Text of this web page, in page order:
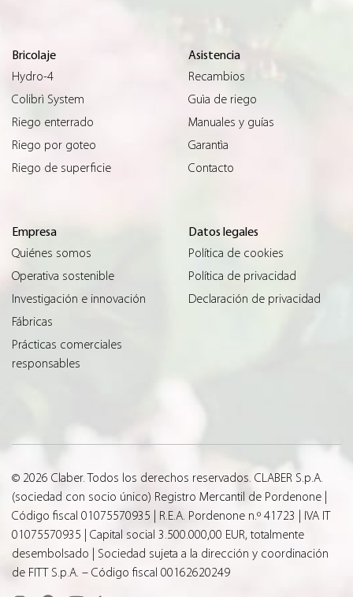
Bricolaje
Hydro-4
Colibrì System
Riego enterrado
Riego por goteo
Riego de superficie
Asistencia
Recambios
Guìa de riego
Manuales y guías
Garantìa
Contacto
Empresa
Quiénes somos
Operativa sostenible
Investigación e innovación
Fábricas
Prácticas comerciales
responsables
Datos legales
Política de cookies
Política de privacidad
Declaración de privacidad
© 2026 Claber. Todos los derechos reservados. CLABER S.p.A.
(sociedad con socio único) Registro Mercantil de Pordenone |
Código fiscal 01075570935 | R.E.A. Pordenone n.º 41723 | IVA IT
01075570935 | Capital social 3.500.000,00 EUR, totalmente
desembolsado | Sociedad sujeta a la dirección y coordinación
de FITT S.p.A. – Código fiscal 00162620249